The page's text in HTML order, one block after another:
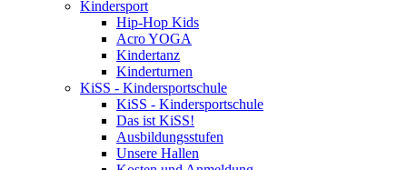
Kindersport
Hip-Hop Kids
Acro YOGA
Kindertanz
Kinderturnen
KiSS - Kindersportschule
KiSS - Kindersportschule
Das ist KiSS!
Ausbildungsstufen
Unsere Hallen